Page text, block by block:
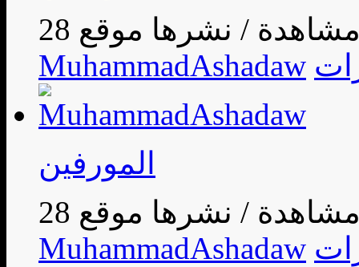
/
MuhammadAshadaw
المورفين
/
MuhammadAshadaw